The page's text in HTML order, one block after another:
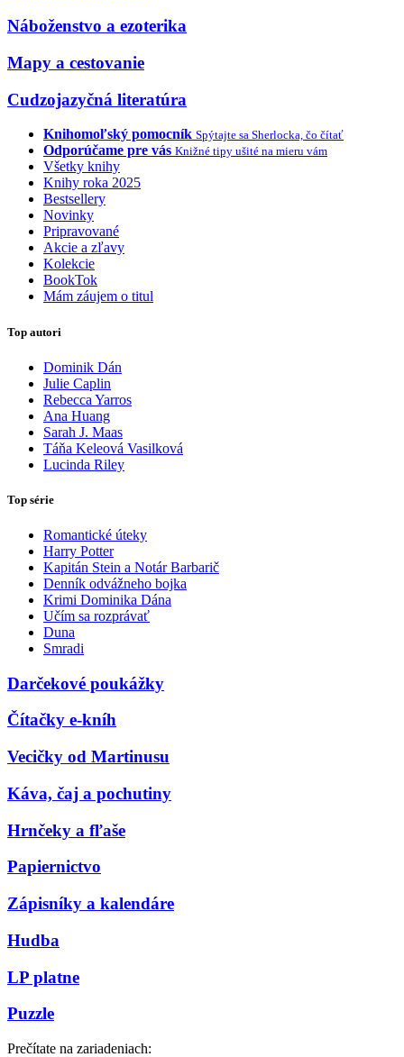
Náboženstvo a ezoterika
Mapy a cestovanie
Cudzojazyčná literatúra
Knihomoľský pomocník Spýtajte sa Sherlocka, čo čítať
Odporúčame pre vás Knižné tipy ušité na mieru vám
Všetky knihy
Knihy roka 2025
Bestsellery
Novinky
Pripravované
Akcie a zľavy
Kolekcie
BookTok
Mám záujem o titul
Top autori
Dominik Dán
Julie Caplin
Rebecca Yarros
Ana Huang
Sarah J. Maas
Táňa Keleová Vasilková
Lucinda Riley
Top série
Romantické úteky
Harry Potter
Kapitán Stein a Notár Barbarič
Denník odvážneho bojka
Krimi Dominika Dána
Učím sa rozprávať
Duna
Smradi
Darčekové poukážky
Čítačky e-kníh
Vecičky od Martinusu
Káva, čaj a pochutiny
Hrnčeky a fľaše
Papiernictvo
Zápisníky a kalendáre
Hudba
LP platne
Puzzle
Prečítate na zariadeniach: